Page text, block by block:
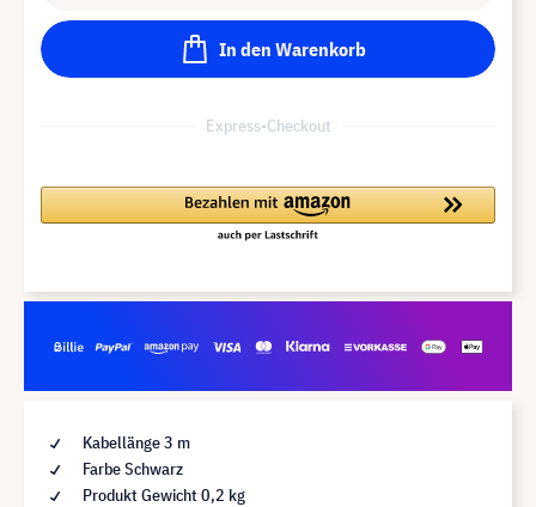
In den Warenkorb
Express-Checkout
Kabellänge 3 m
Farbe Schwarz
Produkt Gewicht 0,2 kg